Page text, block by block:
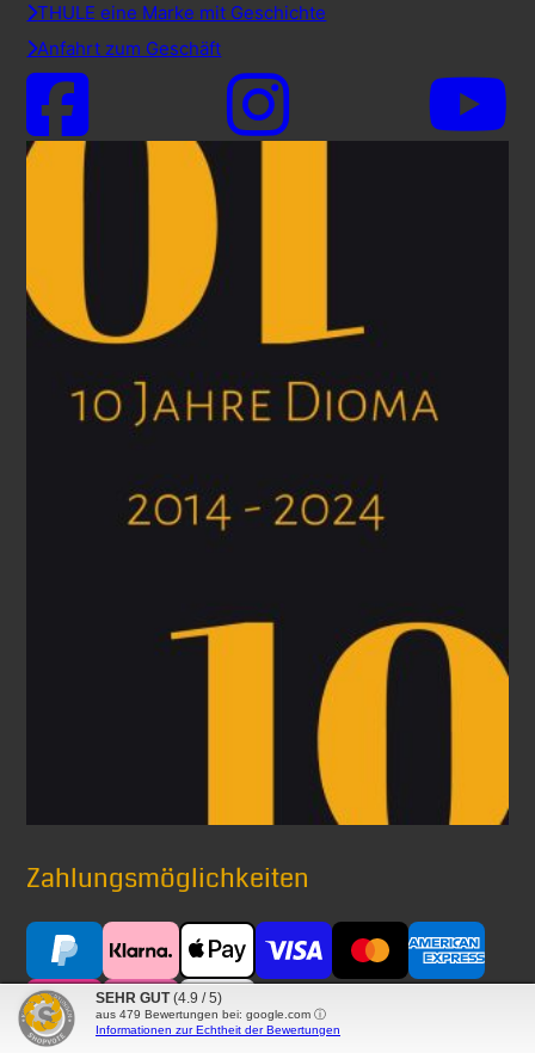
THULE eine Marke mit Geschichte
Anfahrt zum Geschäft
Zahlungsmöglichkeiten
SEHR GUT (4.9 / 5)
aus 479 Bewertungen bei: google.com ⓘ
Informationen zur Echtheit der Bewertungen